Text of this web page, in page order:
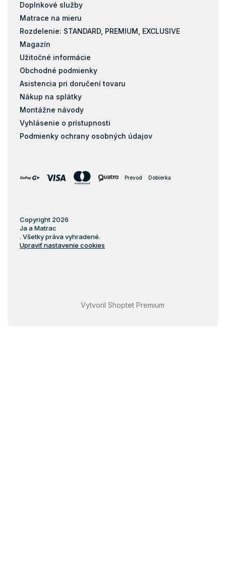
Doplnkové služby
Matrace na mieru
Rozdelenie: STANDARD, PREMIUM, EXCLUSIVE
Magazín
Užitočné informácie
Obchodné podmienky
Asistencia pri doručení tovaru
Nákup na splátky
Montážne návody
Vyhlásenie o prístupnosti
Podmienky ochrany osobných údajov
Prevod Dobierka
Vytvoril Shoptet Premium
Copyright 2026
Ja a Matrac
. Všetky práva vyhradené.
Upraviť nastavenie cookies